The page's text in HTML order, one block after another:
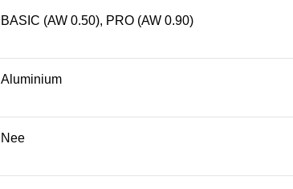
BASIC (AW 0.50), PRO (AW 0.90)
Aluminium
Nee